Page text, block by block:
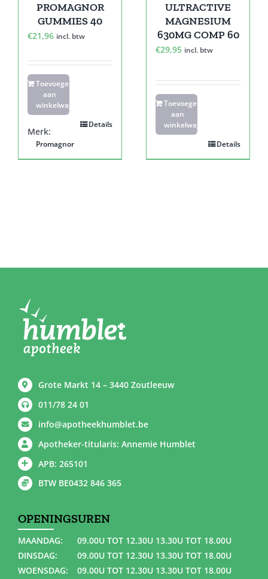
PROMAGNOR
GUMMIES 40
€21,96 incl. btw
Toevoegen
aan
winkelwagen
Details
Merk:
Promagnor
ULTRACTIVE
MAGNESIUM
630MG COMP 60
€29,95 incl. btw
Toevoegen
aan
winkelwagen
Details
Grote Markt 14 – 3440 Zoutleeuw
011/78 24 01
info@apotheekhumblet.be
Apotheker-titularis: Annemie Humblet
APB: 265101
BTW BE0432 846 365
OPENINGSUREN
MAANDAG:
09.00U TOT 12.30U 13.30U TOT 18.00U
DINSDAG:
09.00U TOT 12.30U 13.30U TOT 18.00U
WOENSDAG:
09.00U TOT 12.30U 13.30U TOT 18.00U